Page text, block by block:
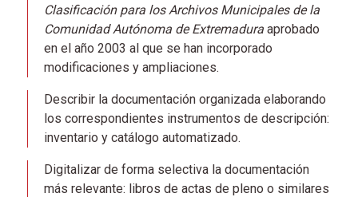
Clasificación para los Archivos Municipales de la
Comunidad Autónoma de Extremaduraaprobado
en el año 2003 al que se han incorporado
modificaciones y ampliaciones.
Describir la documentación organizada elaborando
los correspondientes instrumentos de descripción:
inventario y catálogo automatizado.
Digitalizar de forma selectiva la documentación
más relevante: libros de actas de pleno o similares